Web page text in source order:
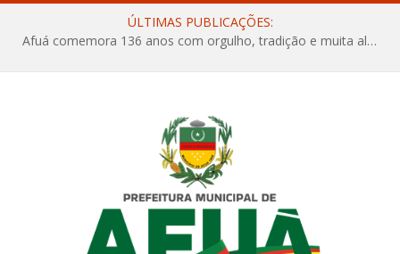
ÚLTIMAS PUBLICAÇÕES:
Afuá comemora 136 anos com orgulho, tradição e muita alegria na Quadra Dr. Nelson Salomão